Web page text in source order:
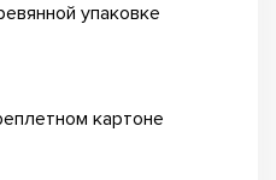
упаковке
картоне